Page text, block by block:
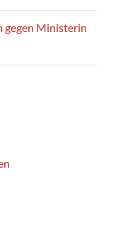
gegen Ministerin